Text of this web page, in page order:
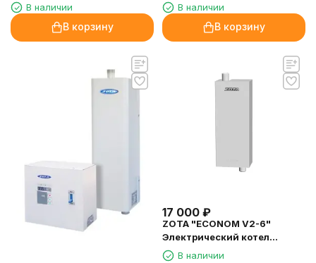
В наличии
В корзину
В наличии
В корзину
17 000 ₽
ZOTA "ECONOM V2-6"
Электрический котел
(комплект) 6кВт
В наличии